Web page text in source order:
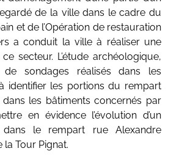
de la ville dans le cadre du
et de l’Opération de restauration
a conduit la ville à réaliser une
secteur. L’étude archéologique,
sondages réalisés dans les
identifier les portions du rempart
les bâtiments concernés par
en évidence l’évolution d’un
dans le rempart rue Alexandre
la Tour Pignat.